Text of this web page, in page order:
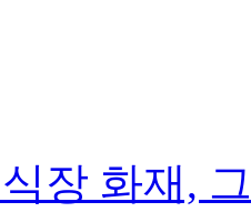
장 화재,